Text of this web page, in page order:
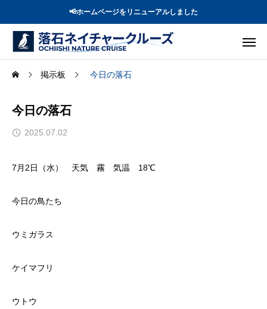
📢ホームページをリニューアルしました
掲示板 今日の落石
今日の落石
2025.07.02
7月2日（水） 天気 霧 気温 18℃
今日の鳥たち
ウミガラス
ケイマフリ
ウトウ